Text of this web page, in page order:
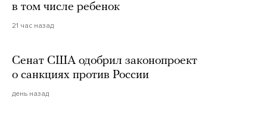
в том числе ребенок
21 час назад
Сенат США одобрил законопроект
о санкциях против России
день назад